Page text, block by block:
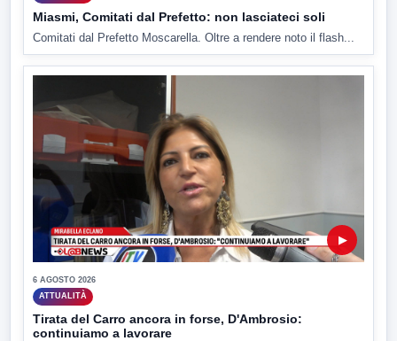
Miasmi, Comitati dal Prefetto: non lasciateci soli
Comitati dal Prefetto Moscarella. Oltre a rendere noto il flash...
▶
6 AGOSTO 2026
ATTUALITÀ
Tirata del Carro ancora in forse, D'Ambrosio:
continuiamo a lavorare